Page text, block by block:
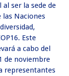
ser la sede de
las Naciones
Este
a cabo del
de noviembre
representantes